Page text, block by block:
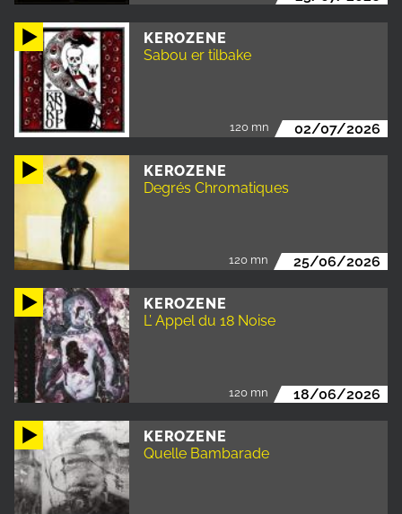
KEROZENE
Sabou er tilbake
120 mn 02/07/2026
KEROZENE
Degrés Chromatiques
120 mn 25/06/2026
KEROZENE
L’ Appel du 18 Noise
120 mn 18/06/2026
KEROZENE
Quelle Bambarade